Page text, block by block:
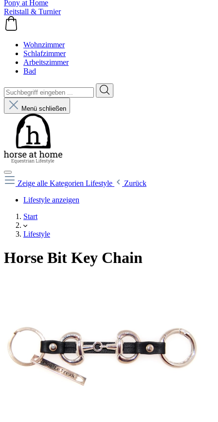
Pony at Home
Reitstall & Turnier
Wohnzimmer
Schlafzimmer
Arbeitszimmer
Bad
Menü schließen
Zeige alle Kategorien Lifestyle
Zurück
Lifestyle anzeigen
Start
Lifestyle
Horse Bit Key Chain